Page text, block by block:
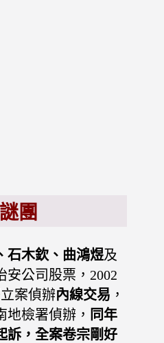
團
石木欽、曲鴻煜及
安公司股票，2002
案偵辦內線交易 ，
檢署偵辦， 同年
訴，全案卷宗剛好